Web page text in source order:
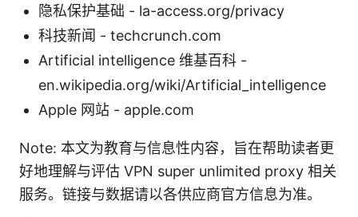
隐私保护基础 - la-access.org/privacy
科技新闻 - techcrunch.com
Artificial intelligence 维基百科 -
en.wikipedia.org/wiki/Artificial_intelligence
Apple 网站 - apple.com
Note: 本文为教育与信息性内容，旨在帮助读者更
好地理解与评估 VPN super unlimited proxy 相关
服务。链接与数据请以各供应商官方信息为准。